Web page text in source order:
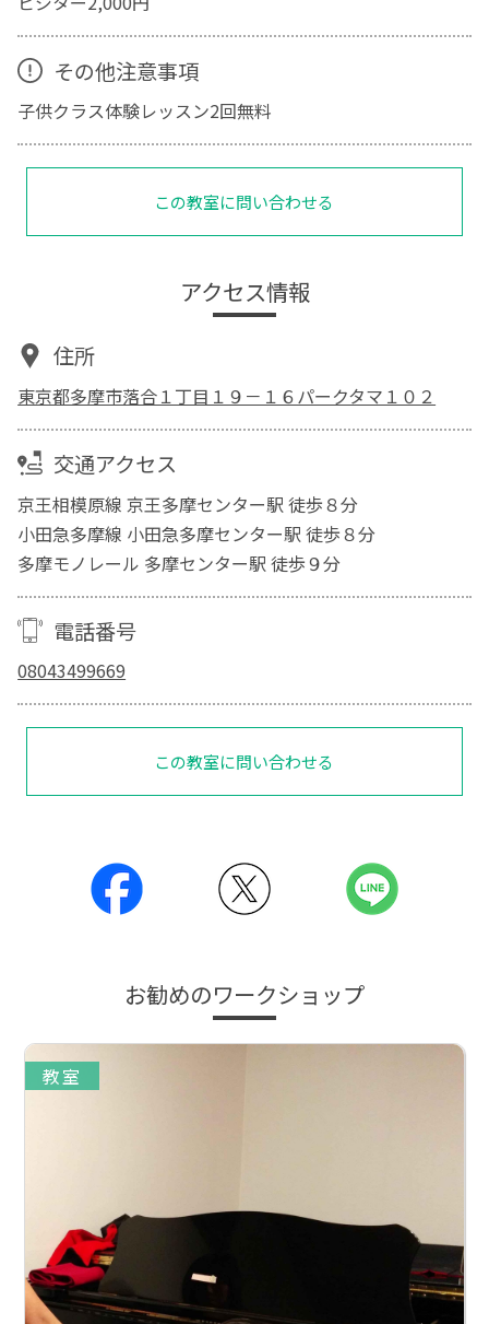
その他注意事項
子供クラス体験レッスン2回無料
この教室に問い合わせる
アクセス情報
住所
東京都多摩市落合１丁目１９－１６パークタマ１０２
交通アクセス
京王相模原線 京王多摩センター駅 徒歩８分
小田急多摩線 小田急多摩センター駅 徒歩８分
多摩モノレール 多摩センター駅 徒歩９分
電話番号
08043499669
この教室に問い合わせる
お勧めのワークショップ
教室